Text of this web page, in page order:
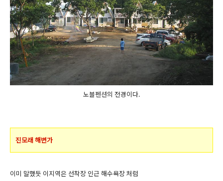
노블펜션의 전경이다.
진모래 해변가
이미 말했듯 이지역은 선착장 인근 해수욕장 처럼